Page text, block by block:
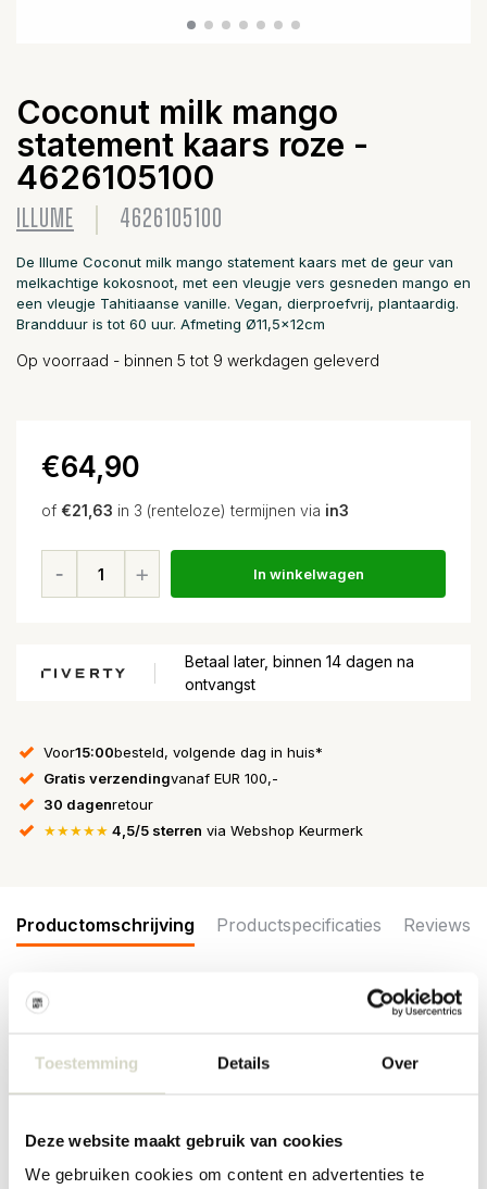
Toestemming Details Over
Deze website maakt gebruik van cookies
We gebruiken cookies om content en advertenties te
Coconut milk mango
statement kaars roze -
4626105100
ILLUME 4626105100
De Illume Coconut milk mango statement kaars met de geur van
melkachtige kokosnoot, met een vleugje vers gesneden mango en
een vleugje Tahitiaanse vanille. Vegan, dierproefvrij, plantaardig.
Brandduur is tot 60 uur. Afmeting Ø11,5x12cm
Op voorraad - binnen 5 tot 9 werkdagen geleverd
€64,90
of €21,63 in 3 (renteloze) termijnen via in3
In winkelwagen
Betaal later, binnen 14 dagen na
ontvangst
Voor15:00besteld, volgende dag in huis*
Gratis verzendingvanaf EUR 100,-
30 dagenretour
★★★★★ 4,5/5 sterren via Webshop Keurmerk
Productomschrijving Productspecificaties Reviews
De Illume Coconut milk mango statement kaars met de geur van
een vleugje Tahitiaanse vanille. Vegan, dierproefvrij, plantaardig.
Brandduur is tot 60 uur. Afmeting Ø11,5x12cm
Materiaal: soja-paraffinewas, glas, lont: katoen
Overige: brandduur tot 60 uur